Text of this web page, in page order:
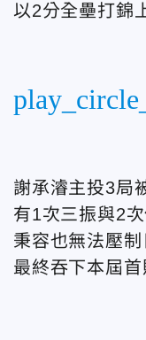
以2分全壘打錦
謝承濬主投3局
有1次三振與2
秉容也無法壓
最終吞下本屆首